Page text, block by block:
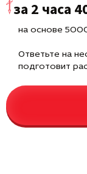
за 2 часа
на основе
Ответьте на
подготовит